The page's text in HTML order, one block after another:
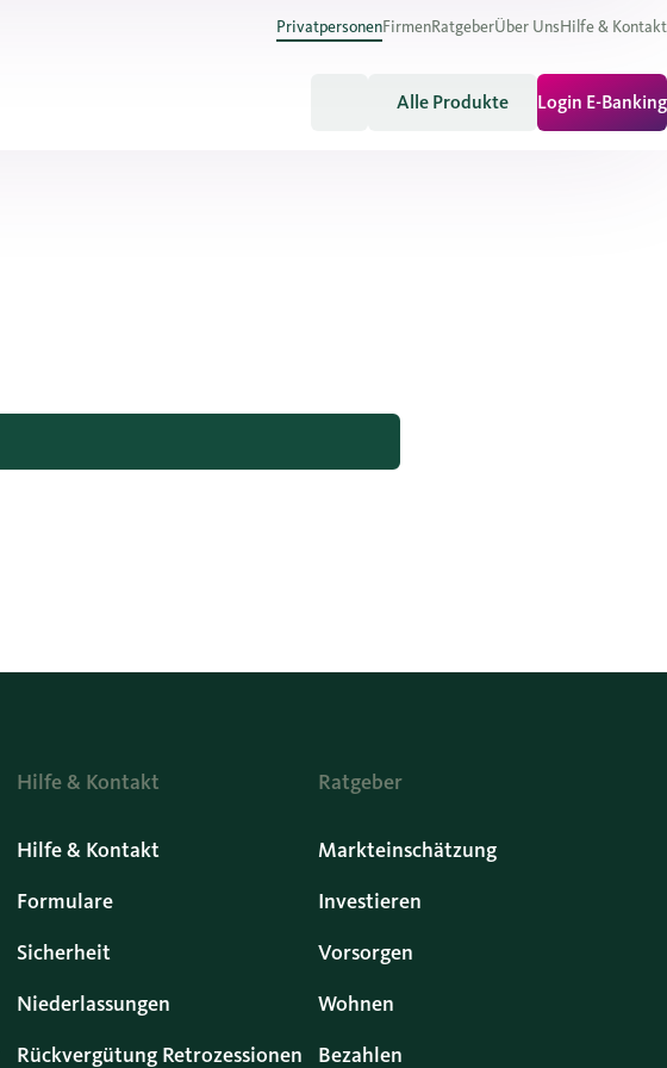
PrivatpersonenFirmenRatgeberÜber UnsHilfe & Kontakt
Alle Produkte Login E-Banking
Hilfe & Kontakt
Hilfe & Kontakt
Formulare
Sicherheit
Niederlassungen
Rückvergütung Retrozessionen
Ratgeber
Markteinschätzung
Investieren
Vorsorgen
Wohnen
Bezahlen